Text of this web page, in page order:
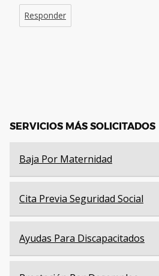
Responder
SERVICIOS MÁS SOLICITADOS
Baja Por Maternidad
Cita Previa Seguridad Social
Ayudas Para Discapacitados